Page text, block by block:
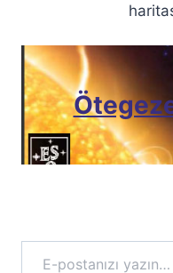
E-postanızı yazın…